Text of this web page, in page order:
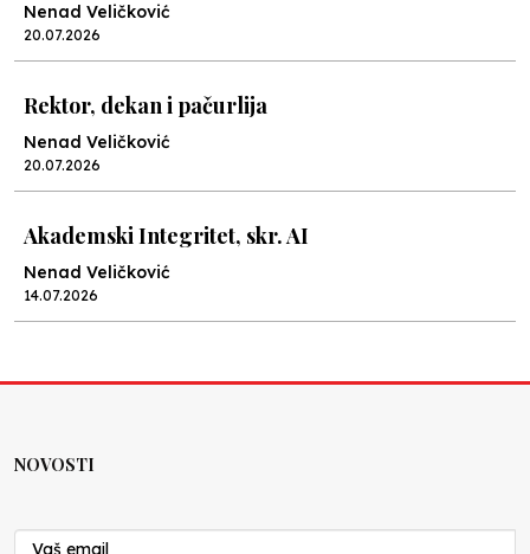
Nenad Veličković
20.07.2026
Rektor, dekan i pačurlija
Nenad Veličković
20.07.2026
Akademski Integritet, skr. AI
Nenad Veličković
14.07.2026
Nenad Veličković
NOVOSTI